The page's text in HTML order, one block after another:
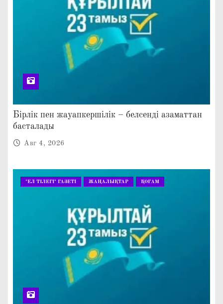
Бірлік пен жауапкершілік – белсенді азаматтан
басталады
Авг 4, 2026
"ЕЛ ТІЛЕГІ" ГАЗЕТІ ЖАҢАЛЫҚТАР ҚОҒАМ